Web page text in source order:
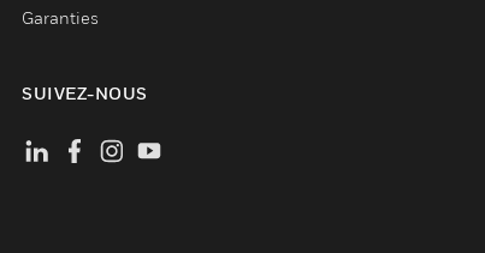
Garanties
SUIVEZ-NOUS